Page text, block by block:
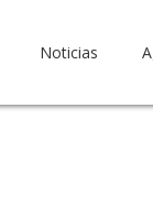
Noticias